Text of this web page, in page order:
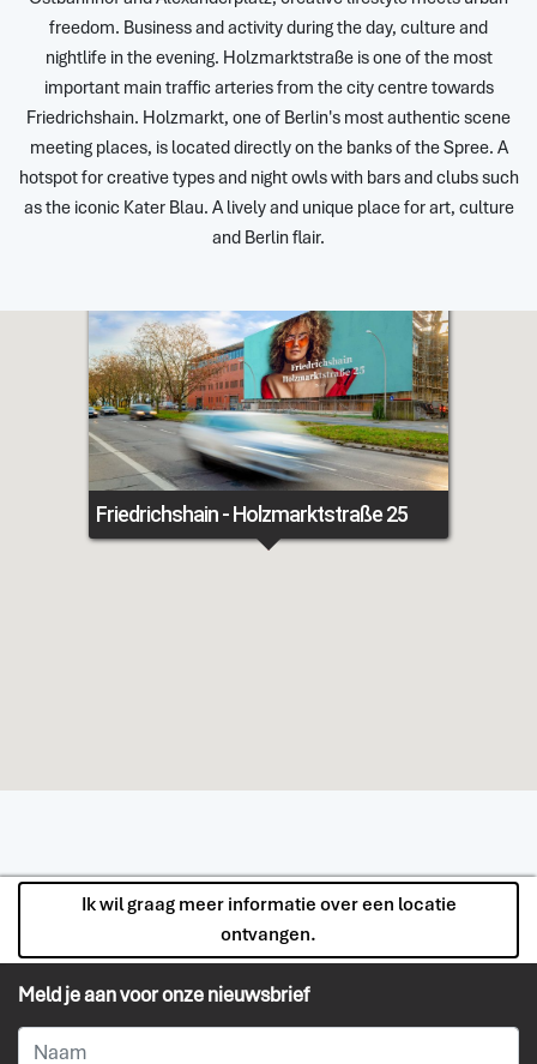
freedom. Business and activity during the day, culture and
nightlife in the evening. Holzmarktstraße is one of the most
important main traffic arteries from the city centre towards
Friedrichshain. Holzmarkt, one of Berlin's most authentic scene
meeting places, is located directly on the banks of the Spree. A
hotspot for creative types and night owls with bars and clubs such
as the iconic Kater Blau. A lively and unique place for art, culture
and Berlin flair.
Friedrichshain - Holzmarktstraße 25
Ik wil graag meer informatie over een locatie
ontvangen.
Meld je aan voor onze nieuwsbrief